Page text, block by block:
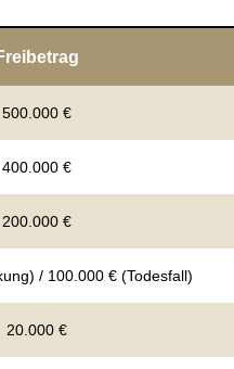
500.000 €
400.000 €
200.000 €
/ 100.000 € (Todesfall)
20.000 €